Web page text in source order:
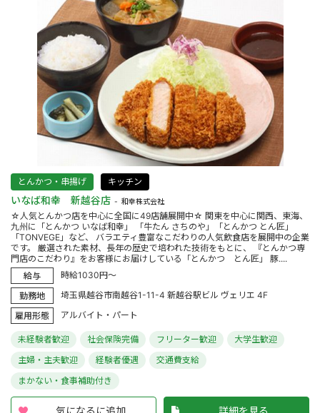
とんかつ・串揚げ キッチン
いなば和幸 新越谷店 和幸株式会社
☆人気とんかつ店を中心に全国に49店舗展開中☆ 関東を中心に関西、東海、
九州に「とんかつ いなば和幸」 「牛たん さちのや」「とんかつ とん匠」
「TONVEGE」など、 バラエティ豊富なこだわりの人気飲食店を展開中の企業
です。 厳選された素材、長年の歴史で培われた技術をもとに、 『とんかつ専
門店のこだわり』をお客様にお届けしている「とんかつ とん匠」 豚....
給与
時給1030円～
勤務地
埼玉県越谷市南越谷1-11-4 新越谷駅ビル ヴェリエ 4F
雇用形態
アルバイト・パート
未経験者歓迎 社会保険完備 フリーター歓迎
大学生歓迎
主婦・主夫歓迎
経験者優遇
交通費支給
まかない・食事補助付き
気になるに追加 詳細を見る